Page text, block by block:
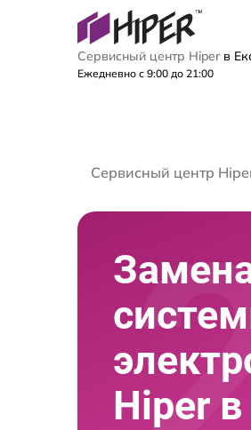
Сервисный центр Hiper в
Ежедневно с 9:00 до 21:00
Сервисный центр
Hiper